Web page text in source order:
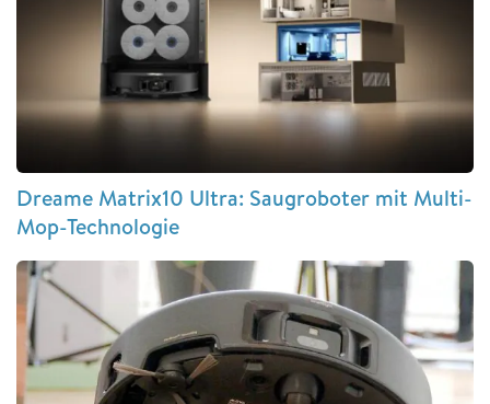
Dreame Matrix10 Ultra: Saugroboter mit Multi-
Mop-Technologie